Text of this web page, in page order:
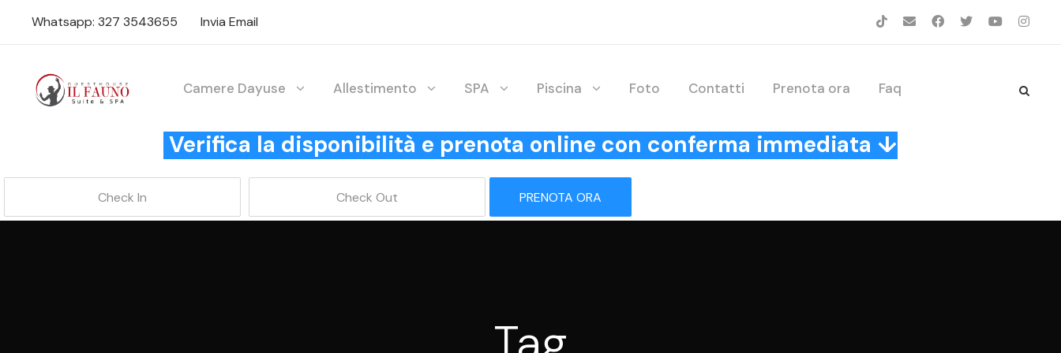
Whatsapp: 327 3543655 Invia Email
Camere Dayuse Allestimento SPA Piscina Foto Contatti Prenota ora Faq
Verifica la disponibilità e prenota online con conferma immediata ↓
PRENOTA ORA